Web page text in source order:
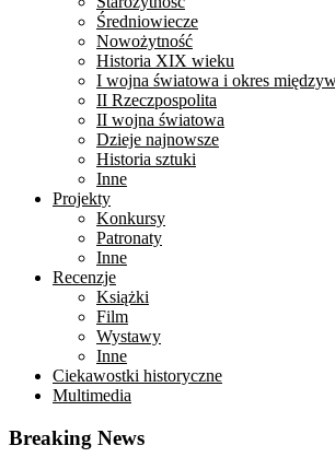
Średniowiecze
Nowożytność
Historia XIX wieku
I wojna światowa i okres
II Rzeczpospolita
II wojna światowa
Dzieje najnowsze
Historia sztuki
Inne
Projekty
Konkursy
Patronaty
Inne
Recenzje
Książki
Film
Wystawy
Inne
Ciekawostki historyczne
Multimedia
Breaking News